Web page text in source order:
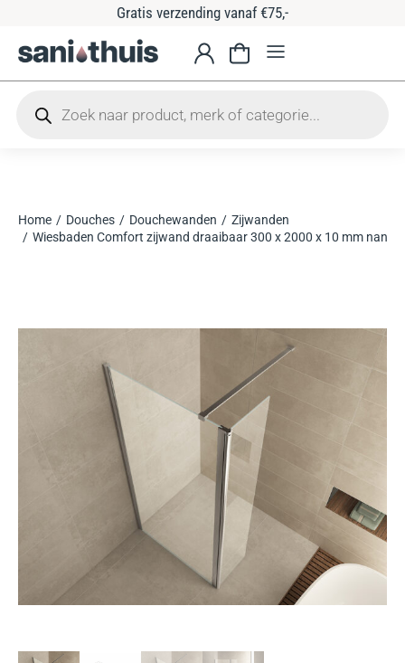
Gratis verzending vanaf €75,-
Je bent hier:
Home Douches Douchewanden
Zijwanden
Wiesbaden Comfort zijwand draaibaar 300 x 2000 x 10 mm nano